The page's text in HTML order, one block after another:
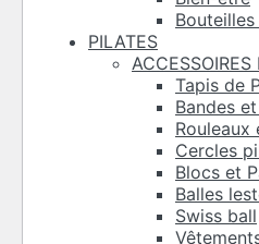
PILATES
Tapis de
Bandes
Rouleaux
Cercles
Blocs et
Balles
Swiss ball